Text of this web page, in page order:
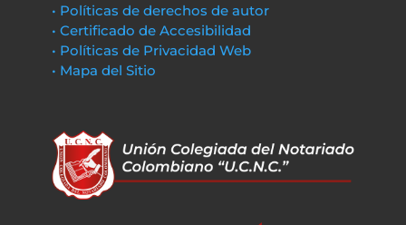
• Políticas de derechos de autor
• Certificado de Accesibilidad
• Políticas de Privacidad Web
• Mapa del Sitio